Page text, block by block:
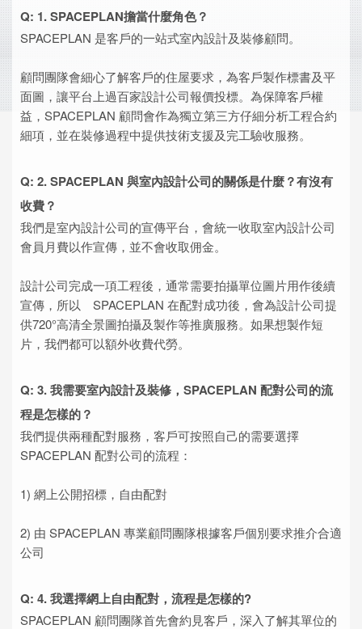
Q: 1. SPACEPLAN擔當什麼角色？
SPACEPLAN 是客戶的一站式室內設計及裝修顧問。
顧問團隊會細心了解客戶的住屋要求，為客戶製作標書及平
面圖，讓平台上過百家設計公司報價投標。為保障客戶權
益，SPACEPLAN 顧問會作為獨立第三方仔細分析工程合約
細項，並在裝修過程中提供技術支援及完工驗收服務。
Q: 2. SPACEPLAN 與室內設計公司的關係是什麼？有沒有
收費？
我們是室內設計公司的宣傳平台，會統一收取室內設計公司
會員月費以作宣傳，並不會收取佣金。
設計公司完成一項工程後，通常需要拍攝單位圖片用作後續
宣傳，所以 SPACEPLAN 在配對成功後，會為設計公司提
供720°高清全景圖拍攝及製作等推廣服務。如果想製作短
片，我們都可以額外收費代勞。
Q: 3. 我需要室內設計及裝修，SPACEPLAN 配對公司的流
程是怎樣的？
我們提供兩種配對服務，客戶可按照自己的需要選擇
SPACEPLAN 配對公司的流程：
1) 網上公開招標，自由配對
2) 由 SPACEPLAN 專業顧問團隊根據客戶個別要求推介合適
公司
Q: 4. 我選擇網上自由配對，流程是怎樣的?
SPACEPLAN 顧問團隊首先會約見客戶，深入了解其單位的